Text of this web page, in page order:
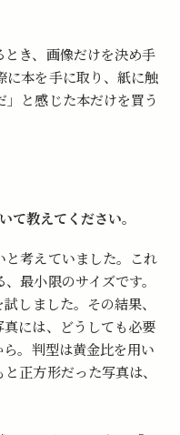
とき、画像だけを決め手
に本を手に取り、紙に触
と感じた本だけを買う
て教えてください。
と考えていました。これ
最小限のサイズです。
しました。その結果、
真には、どうしても必要
。判型は黄金比を用い
正方形だった写真は、